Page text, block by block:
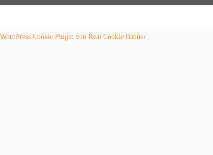
WordPress Cookie Plugin von Real Cookie Banner